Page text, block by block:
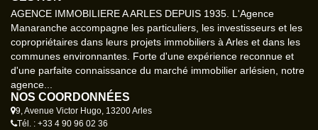
AGENCE IMMOBILIERE A ARLES DEPUIS 1935. L'Agence
Manaranche accompagne les particuliers, les investisseurs et les
copropriétaires dans leurs projets immobiliers à Arles et dans les
communes environnantes. Forte d'une expérience reconnue et
d'une parfaite connaissance du marché immobilier arlésien, notre
agence...
NOS COORDONNÉES
9, Avenue Victor Hugo, 13200 Arles
Tél. : +33 4 90 96 02 36